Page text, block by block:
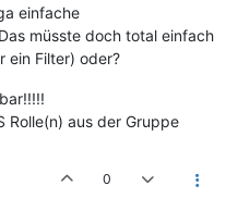
einfache
müsste doch total einfach
ein Filter) oder?
Rolle(n) aus der Gruppe
0